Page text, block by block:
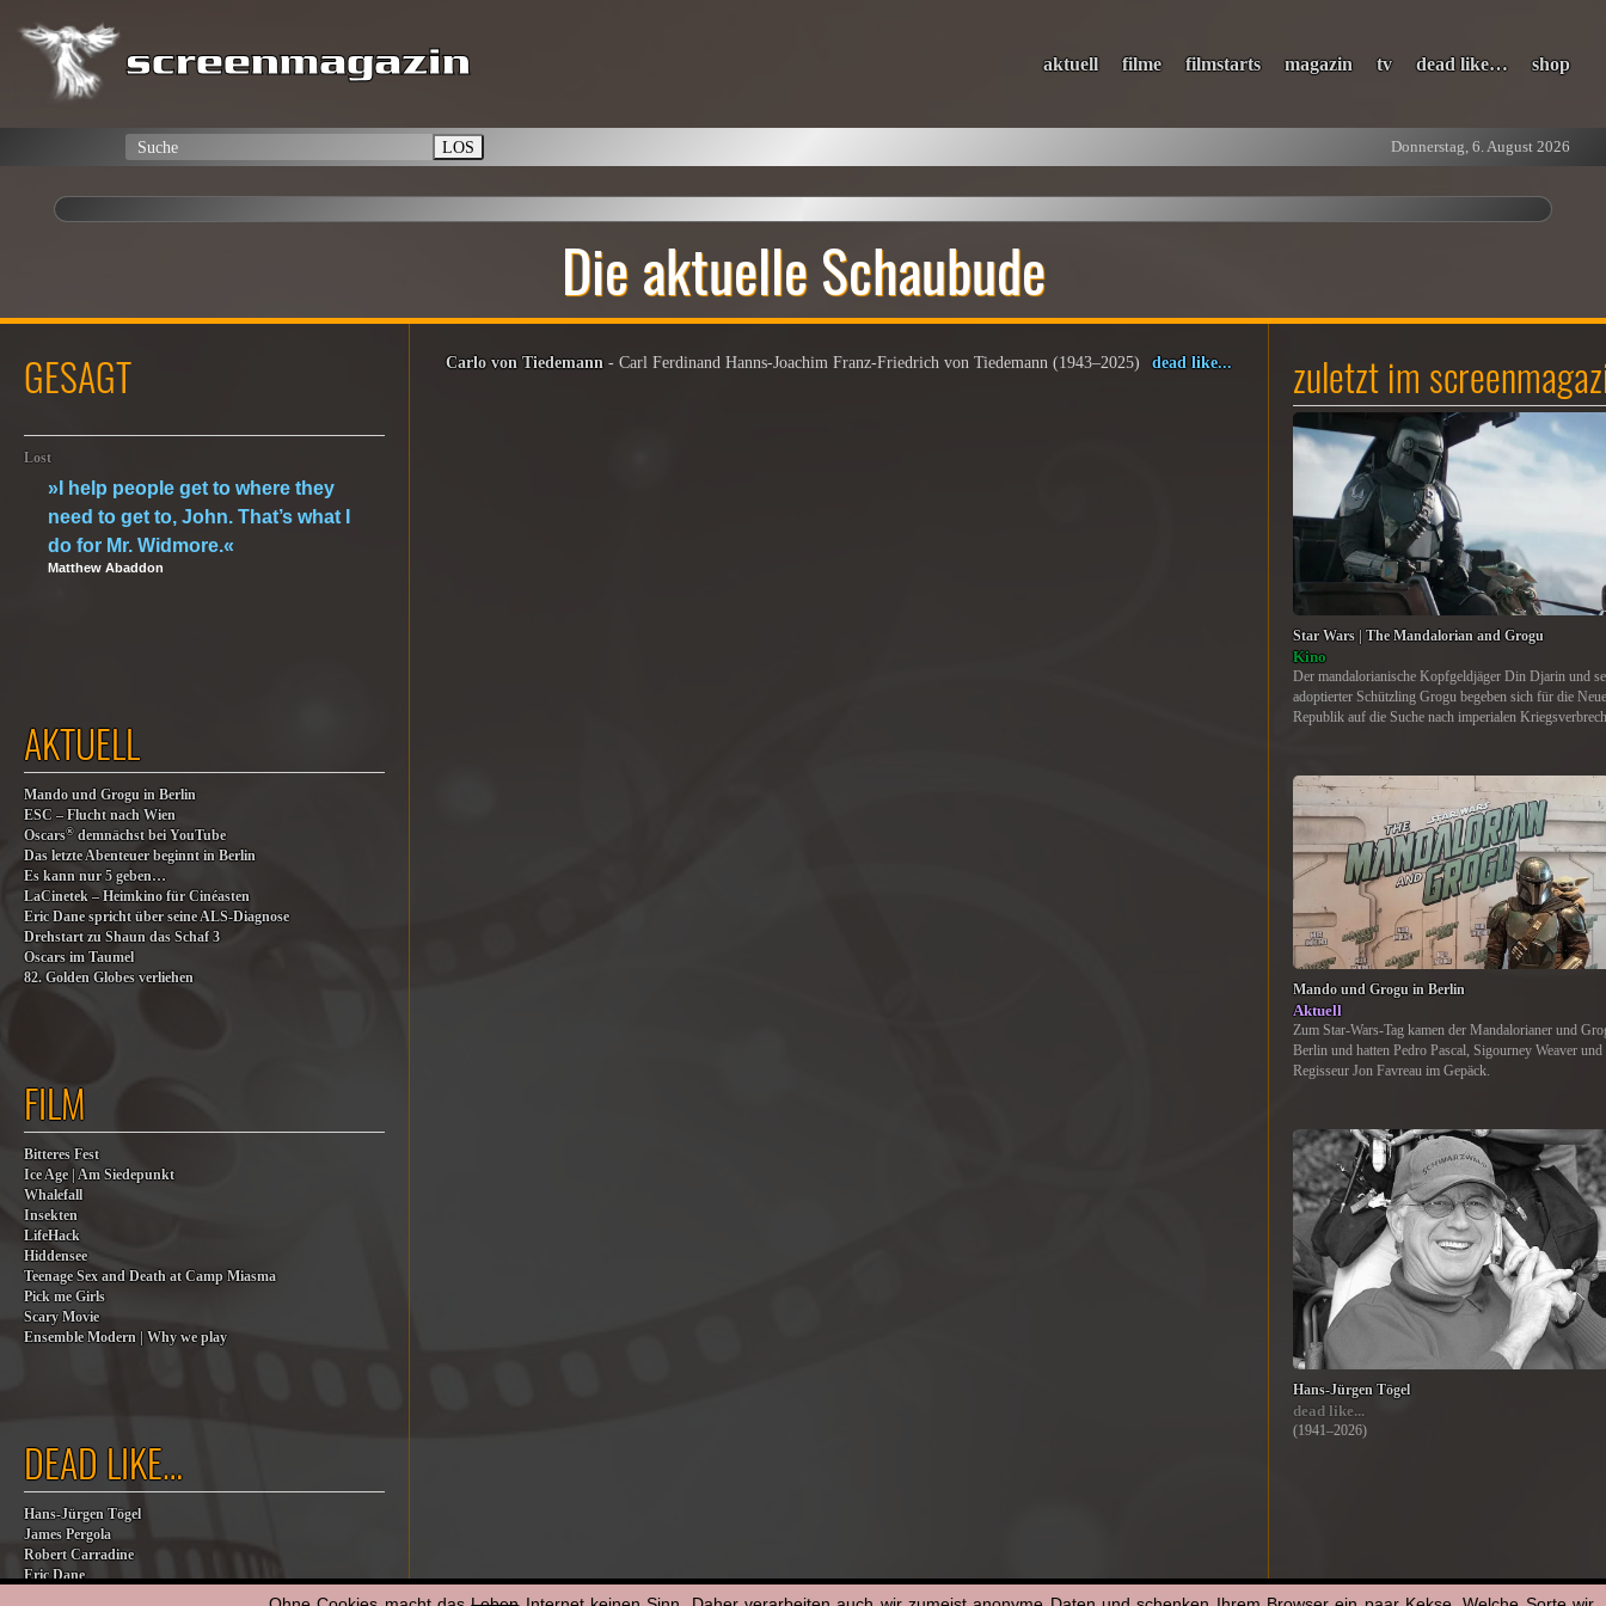
aktuell filme filmstarts magazin tv dead like… shop
LOS Donnerstag, 6. August 2026
Die aktuelle Schaubude
Carlo von Tiedemann - Carl Ferdinand Hanns-Joachim Franz-Friedrich von Tiedemann (1943–2025) dead like...
GESAGT
Lost
»I help people get to where they
need to get to, John. That’s what I
do for Mr. Widmore.«
Matthew Abaddon
AKTUELL
Mando und Grogu in Berlin
ESC – Flucht nach Wien
Oscars® demnächst bei YouTube
Das letzte Abenteuer beginnt in Berlin
Es kann nur 5 geben…
LaCinetek – Heimkino für Cinéasten
Eric Dane spricht über seine ALS-Diagnose
Drehstart zu Shaun das Schaf 3
Oscars im Taumel
82. Golden Globes verliehen
FILM
Bitteres Fest
Ice Age | Am Siedepunkt
Whalefall
Insekten
LifeHack
Hiddensee
Teenage Sex and Death at Camp Miasma
Pick me Girls
Scary Movie
Ensemble Modern | Why we play
DEAD LIKE…
Hans-Jürgen Tögel
James Pergola
Robert Carradine
Eric Dane
zuletzt im
Star Wars | The Mandalorian and Grogu
Kino
Der mandalorianische Kopfgeldjäger Din Djarin und
adoptierter Schützling Grogu begeben sich für die
Republik auf die Suche nach imperialen
Mando und Grogu in Berlin
Aktuell
Zum Star-Wars-Tag kamen der Mandalorianer und
Berlin und hatten Pedro Pascal, Sigourney Weaver und
Regisseur Jon Favreau im Gepäck.
Hans-Jürgen Tögel
dead like...
(1941–2026)